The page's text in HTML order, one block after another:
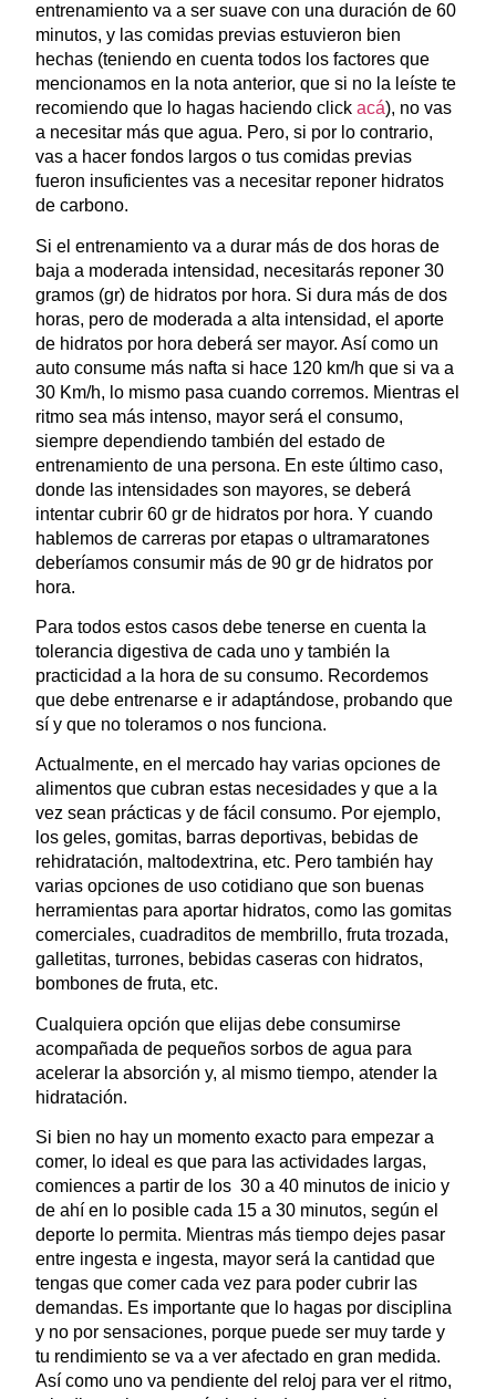
entrenamiento va a ser suave con una duración de 60
minutos, y las comidas previas estuvieron bien
hechas (teniendo en cuenta todos los factores que
mencionamos en la nota anterior, que si no la leíste te
recomiendo que lo hagas haciendo click acá), no vas
a necesitar más que agua. Pero, si por lo contrario,
vas a hacer fondos largos o tus comidas previas
fueron insuficientes vas a necesitar reponer hidratos
de carbono.
Si el entrenamiento va a durar más de dos horas de
baja a moderada intensidad, necesitarás reponer 30
gramos (gr) de hidratos por hora. Si dura más de dos
horas, pero de moderada a alta intensidad, el aporte
de hidratos por hora deberá ser mayor. Así como un
auto consume más nafta si hace 120 km/h que si va a
30 Km/h, lo mismo pasa cuando corremos. Mientras el
ritmo sea más intenso, mayor será el consumo,
siempre dependiendo también del estado de
entrenamiento de una persona. En este último caso,
donde las intensidades son mayores, se deberá
intentar cubrir 60 gr de hidratos por hora. Y cuando
hablemos de carreras por etapas o ultramaratones
deberíamos consumir más de 90 gr de hidratos por
hora.
Para todos estos casos debe tenerse en cuenta la
tolerancia digestiva de cada uno y también la
practicidad a la hora de su consumo. Recordemos
que debe entrenarse e ir adaptándose, probando que
sí y que no toleramos o nos funciona.
Actualmente, en el mercado hay varias opciones de
alimentos que cubran estas necesidades y que a la
vez sean prácticas y de fácil consumo. Por ejemplo,
los geles, gomitas, barras deportivas, bebidas de
rehidratación, maltodextrina, etc. Pero también hay
varias opciones de uso cotidiano que son buenas
herramientas para aportar hidratos, como las gomitas
comerciales, cuadraditos de membrillo, fruta trozada,
galletitas, turrones, bebidas caseras con hidratos,
bombones de fruta, etc.
Cualquiera opción que elijas debe consumirse
acompañada de pequeños sorbos de agua para
acelerar la absorción y, al mismo tiempo, atender la
hidratación.
Si bien no hay un momento exacto para empezar a
comer, lo ideal es que para las actividades largas,
comiences a partir de los 30 a 40 minutos de inicio y
de ahí en lo posible cada 15 a 30 minutos, según el
deporte lo permita. Mientras más tiempo dejes pasar
entre ingesta e ingesta, mayor será la cantidad que
tengas que comer cada vez para poder cubrir las
demandas. Es importante que lo hagas por disciplina
y no por sensaciones, porque puede ser muy tarde y
tu rendimiento se va a ver afectado en gran medida.
Así como uno va pendiente del reloj para ver el ritmo,